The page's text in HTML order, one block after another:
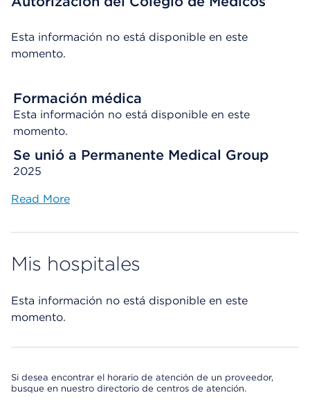
Esta información no está disponible en este
momento.
Formación médica
Esta información no está disponible en este
momento.
Se unió a Permanente Medical Group
2025
Read More
Mis hospitales
Esta información no está disponible en este
momento.
Si desea encontrar el horario de atención de un proveedor,
busque en nuestro directorio de centros de atención.